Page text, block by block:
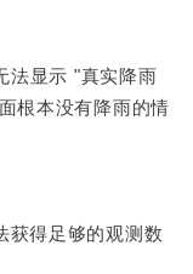
法显示 "真实降雨
根本没有降雨的情
获得足够的观测数